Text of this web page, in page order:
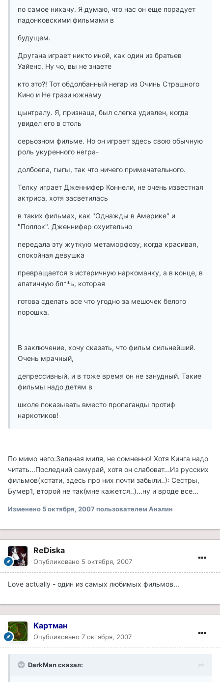
по самое нихачу. Я думаю, что нас он еще порадует
падонковскими фильмами в
будущем.
Другана играет никто иной, как один из братьев
Уайенс. Ну чо, вы не знаете
кто это?! Тот обдолбанный негар из Очинь Страшного
Кино и Не грази южнаму
цынтралу. Я, признаца, был слегка удивлен, когда
увидел его в столь
серьозном фильме. Но он играет здесь свою обычную
роль укуренного негра-
долбоепа, гыгы, так что ничего примечательного.
Телку играет Дженнифер Коннели, не очень известная
актриса, хотя засветилась
в таких фильмах, как "Однажды в Америке" и
"Поллок". Дженнифер охуительно
передала эту жуткую метаморфозу, когда красивая,
спокойная девушка
превращается в истеричную наркоманку, а в конце, в
апатичную бл**ь, которая
готова сделать все что угодно за мешочек белого
порошка.
В заключение, хочу сказать, что фильм сильнейший.
Очень мрачный,
депрессивный, и в тоже время он не занудный. Такие
фильмы надо детям в
школе показывать вместо пропаганды протиф
наркотиков!
По мимо него:Зеленая миля, не сомненно! Хотя Кинга надо
читать...Последний самурай, хотя он слабоват...Из русских
фильмов(кстати, здесь про них почти забыли..): Сестры,
Бумер1, второй не так(мне кажется..)...ну и вроде все...
Изменено 5 октября, 2007 пользователем Анэлин
ReDiska
Опубликовано 5 октября, 2007
Love actually - один из самых любимых фильмов...
Картман
Опубликовано 7 октября, 2007
DarkMan сказал: